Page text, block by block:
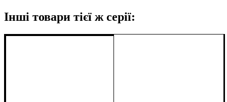
Інші товари тієї ж серії: